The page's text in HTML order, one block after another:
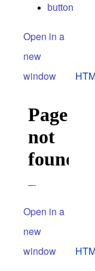
button
Open in a
new
window
Open in a
new
window